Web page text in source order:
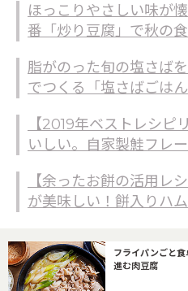
ほっこりやさしい味が
番「炒り豆腐」で秋の
脂がのった旬の塩さば
でつくる「塩さばごはん
【2019年ベストレシピ
いしい。自家製鮭フレ
【余ったお餅の活用レ
が美味しい！餅入りハ
フライパンごと
進む肉豆腐